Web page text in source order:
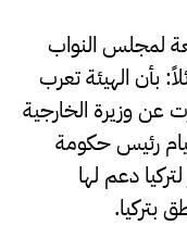
لمجلس النواب
بأن الهيئة تعرب
عن وزيرة الخارجية
رئيس حكومة
دولار لتركيا دعم لها
بتركيا.